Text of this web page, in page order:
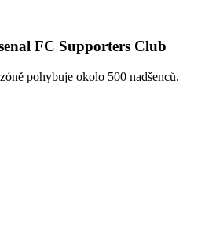
FC Supporters Club
pohybuje okolo 500 nadšenců.